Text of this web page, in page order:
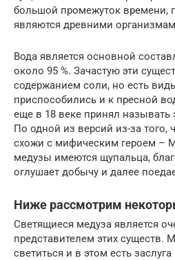
большой промежуток времени,
являются древними
Вода является основной
около 95 %. Зачастую эти
содержанием соли, но есть
приспособились и к пресной
еще в 18 веке принял называть
По одной из версий из-за того,
схожи с мифическим героем –
медузы имеются щупальца,
оглушает добычу и далее
Ниже рассмотрим
Светящиеся медуза является
представителем этих существ.
светиться и в этом есть